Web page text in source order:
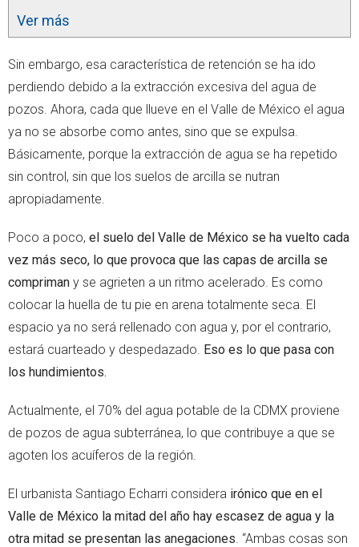
Ver más
Sin embargo, esa característica de retención se ha ido
perdiendo debido a la extracción excesiva del agua de
pozos. Ahora, cada que llueve en el Valle de México el agua
ya no se absorbe como antes, sino que se expulsa.
Básicamente, porque la extracción de agua se ha repetido
sin control, sin que los suelos de arcilla se nutran
apropiadamente.
Poco a poco, el suelo del Valle de México se ha vuelto cada
vez más seco, lo que provoca que las capas de arcilla se
compriman y se agrieten a un ritmo acelerado. Es como
colocar la huella de tu pie en arena totalmente seca. El
espacio ya no será rellenado con agua y, por el contrario,
estará cuarteado y despedazado. Eso es lo que pasa con
los hundimientos.
Actualmente, el 70% del agua potable de la CDMX proviene
de pozos de agua subterránea, lo que contribuye a que se
agoten los acuíferos de la región.
El urbanista Santiago Echarri considera irónico que en el
Valle de México la mitad del año hay escasez de agua y la
otra mitad se presentan las anegaciones. “Ambas cosas son